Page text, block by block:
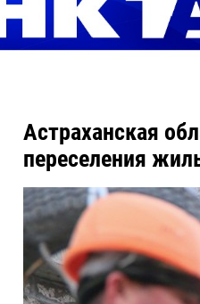
Астраханская
переселения